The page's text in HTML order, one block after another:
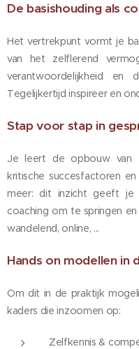
De basishouding als
Het vertrekpunt vormt je
van het zelflerend
verantwoordelijkheid
Tegelijkertijd inspireer en
Stap voor stap in
Je leert de opbouw van
kritische succesfactoren
meer: dit inzicht geeft je
coaching om te springen
wandelend, online, ...
Hands on modellen in
Om dit in de praktijk
kaders die inzoomen op:
Zelfkennis &